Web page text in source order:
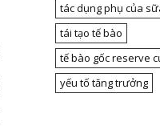
tác dụng phụ của
tái tạo tế bào
tế bào gốc reserve
yếu tố tăng trưởng